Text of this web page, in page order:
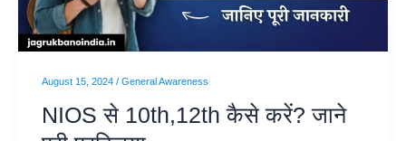
August 15, 2024 / General Awareness
NIOS से 10th,12th कैसे करें? जाने
पूरी
प्रक्रिया